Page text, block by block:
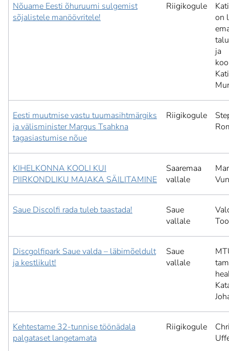
Nõuame Eesti õhuruumi sulgemist
sõjalistele manöövritele!
Riigikogule
on
ja
Eesti muutmise vastu tuumasihtmärgiks
ja välisminister Margus Tsahkna
tagasiastumise nõue
Riigikogule
KIHELKONNA KOOLI KUI
PIIRKONDLIKU MAJAKA SÄILITAMINE
Saaremaa
vallale
Saue Discolfi rada tuleb taastada!
Saue
vallale
Discgolfipark Saue valda – läbimõeldult
ja kestlikult!
Saue
vallale
Kehtestame 32-tunnise töönädala
palgataset langetamata
Riigikogule